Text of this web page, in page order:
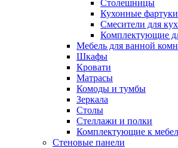
Столешницы
Кухонные фартуки
Смесители для
Комплектующие
Мебель для ванной
Шкафы
Кровати
Матрасы
Комоды и тумбы
Зеркала
Столы
Стеллажи и полки
Комплектующие к
Стеновые панели